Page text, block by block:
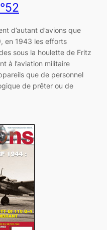
d’autant d’avions que
en 1943 les efforts
sous la houlette de Fritz
à l’aviation militaire
que de personnel
de prêter ou de